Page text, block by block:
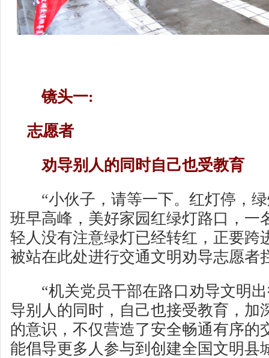
镜头一:
志愿者
劝导别人的同时自己也受教育
“小伙子，请等一下。红灯停，绿
班早高峰，美好家园红绿灯路口，一
轻人没有注意绿灯已经转红，正要跨
被站在此处进行交通文明劝导志愿者
“机关党员干部在路口劝导文明出
导别人的同时，自己也接受教育，加
的意识，不仅营造了安全畅通有序的
能倡导更多人参与到创建全国文明县